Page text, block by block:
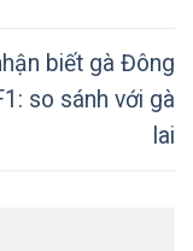
biết gà Đông
so sánh với gà
lai